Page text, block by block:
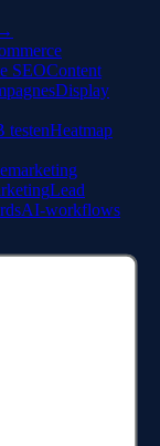
SEOContent
Display
testenHeatmap
Lead
AI-workflows